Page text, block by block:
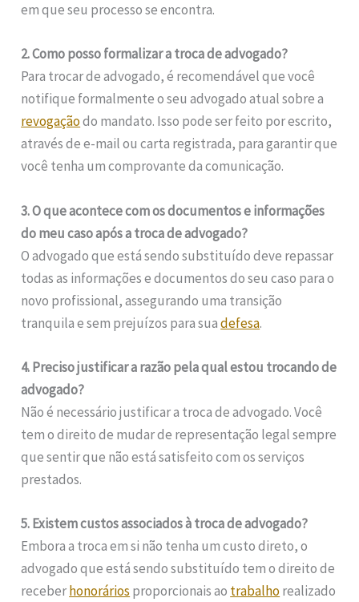
em que seu processo se encontra.
2. Como posso formalizar a troca de advogado?
Para trocar de advogado, é recomendável que você
notifique formalmente o seu advogado atual sobre a
revogaçãodo mandato. Isso pode ser feito por escrito,
através de e-mail ou carta registrada, para garantir que
você tenha um comprovante da comunicação.
3. O que acontece com os documentos e informações
do meu caso após a troca de advogado?
O advogado que está sendo substituído deve repassar
todas as informações e documentos do seu caso para o
novo profissional, assegurando uma transição
tranquila e sem prejuízos para suadefesa.
4. Preciso justificar a razão pela qual estou trocando de
advogado?
Não é necessário justificar a troca de advogado. Você
tem o direito de mudar de representação legal sempre
que sentir que não está satisfeito com os serviços
prestados.
5. Existem custos associados à troca de advogado?
Embora a troca em si não tenha um custo direto, o
advogado que está sendo substituído tem o direito de
receberhonorários proporcionais ao trabalhorealizado